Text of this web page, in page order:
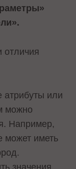
отличия
атрибуты или
можно
Например,
может иметь
значения